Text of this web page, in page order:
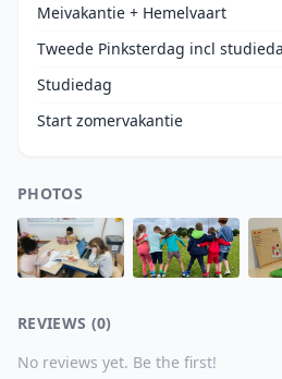
Meivakantie + Hemelvaart
Tweede Pinksterdag incl
Studiedag
Start zomervakantie
PHOTOS
REVIEWS (0)
No reviews yet. Be the first!